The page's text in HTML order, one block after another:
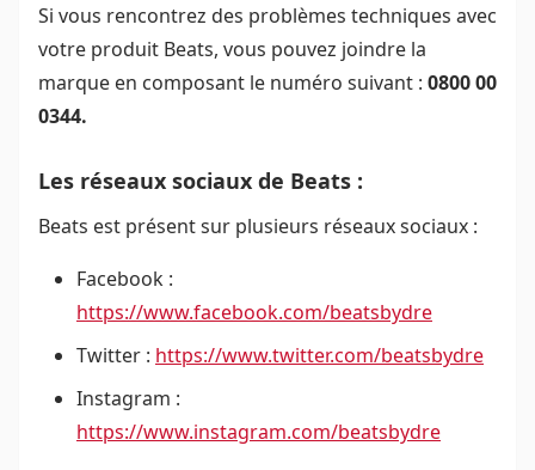
Si vous rencontrez des problèmes techniques avec
votre produit Beats, vous pouvez joindre la
marque en composant le numéro suivant : 0800 00
0344.
Les réseaux sociaux de Beats :
Beats est présent sur plusieurs réseaux sociaux :
Facebook :
https://www.facebook.com/beatsbydre
Twitter : https://www.twitter.com/beatsbydre
Instagram :
https://www.instagram.com/beatsbydre